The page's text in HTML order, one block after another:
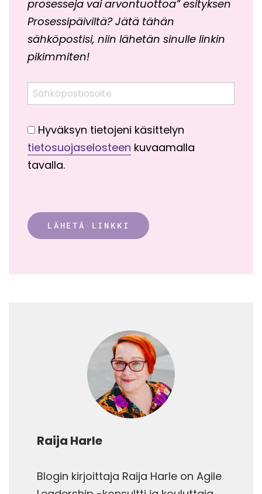
prosesseja vai arvontuottoa” esityksen
Prosessipäiviltä? Jätä tähän
sähköpostisi, niin lähetän sinulle linkin
pikimmiten!
Sähköpostiosoite
Hyväksyn tietojeni käsittelyn
tietosuojaselosteen kuvaamalla
tavalla.
Raija Harle
Blogin kirjoittaja Raija Harle on Agile